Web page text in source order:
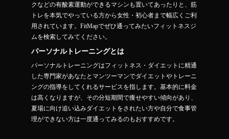
クなどの有酸素運動ができるマシンも置いてあったりと、筋
トレを本気でやっている方から女性・初心者まで幅広くご利
用されています。FitMapでぜひ通ってみたいフィットネスジ
ムを検索してみてください。
パーソナルトレーニングとは
パーソナルトレーニングはフィットネス・ダイエットに精通
した専門家があなたとマンツーマンでダイエットやトレーニ
ングの指導をしてくれるサービスを指します。基本的に料金
は高くなりますが、その分短期間で痩せやすい傾向があり、
夏場に向け追い込みダイエットをされたい方や自分で食事管
理ができない方は一度通ってみるのもおすすめです。